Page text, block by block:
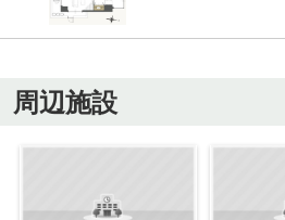
周辺施設